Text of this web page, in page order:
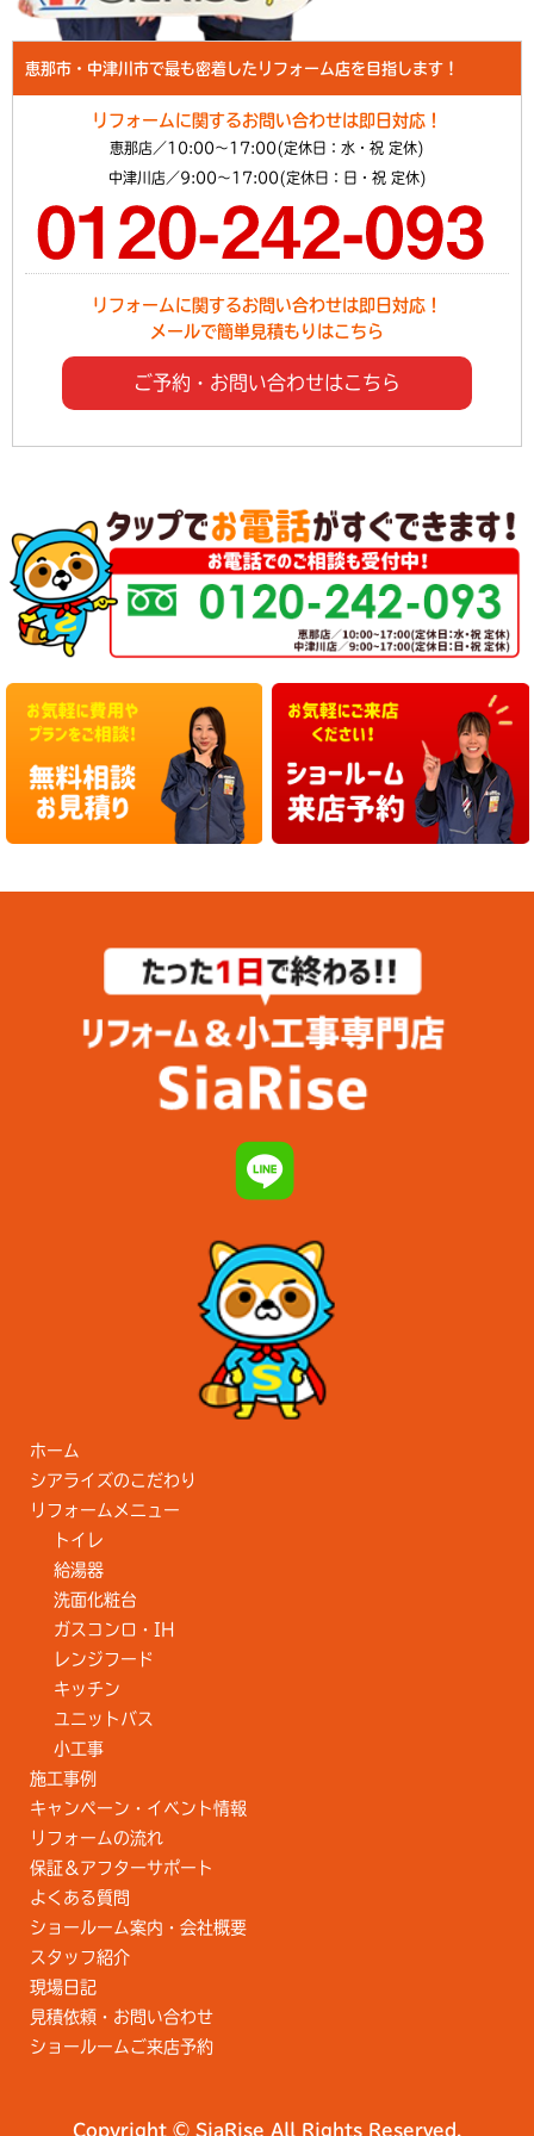
恵那市・中津川市で最も密着したリフォーム店を目指します！
リフォームに関するお問い合わせは即日対応！
恵那店／10:00～17:00(定休日：水・祝 定休)
中津川店／9:00～17:00(定休日：日・祝 定休)
リフォームに関するお問い合わせは即日対応！
メールで簡単見積もりはこちら
ご予約・お問い合わせはこちら
ホーム
シアライズのこだわり
リフォームメニュー
トイレ
給湯器
洗面化粧台
ガスコンロ・IH
レンジフード
キッチン
ユニットバス
小工事
施工事例
キャンペーン・イベント情報
リフォームの流れ
保証＆アフターサポート
よくある質問
ショールーム案内・会社概要
スタッフ紹介
現場日記
見積依頼・お問い合わせ
ショールームご来店予約
Copyright © SiaRise All Rights Reserved.